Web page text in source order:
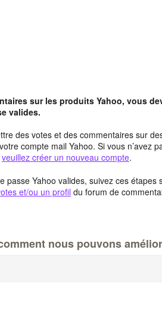
sur les produits Yahoo, vous
valides.
des votes et des commentaires sur
compte mail Yahoo. Si vous n’avez
veuillez créer un nouveau compte.
passe Yahoo valides, suivez ces étapes
et/ou un profil du forum de
nous pouvons